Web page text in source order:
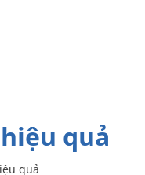
quả
quả